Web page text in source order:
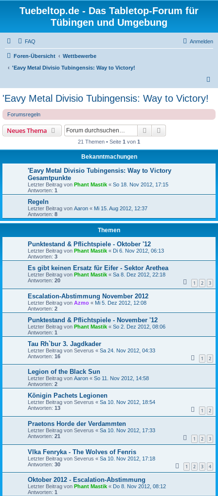
Tuebeltop.de - Das Tabletop-Forum für
Tübingen und Umgebung
FAQ Anmelden
Foren-Übersicht
Wettbewerbe
'Eavy Metal Divisio Tubingensis: Way to Victory!
'Eavy Metal Divisio Tubingensis: Way to Victory!
Forumsregeln
Neues Thema Suche
21 Themen • Seite 1 von 1
Bekanntmachungen
'Eavy Metal Divisio Tubingensis: Way to Victory
Gesamtpunkte
Letzter Beitrag von Phant Mastik « So 18. Nov 2012, 17:15
Antworten: 1
Regeln
Letzter Beitrag von Aaron « Mi 15. Aug 2012, 12:37
Antworten: 8
Themen
Punktestand & Pflichtspiele - Oktober '12
Letzter Beitrag von Phant Mastik « Di 6. Nov 2012, 06:13
Antworten: 3
Es gibt keinen Ersatz für Eifer - Sektor Arethea
Letzter Beitrag von Phant Mastik « Sa 8. Dez 2012, 22:18
Antworten: 20 1 2 3
Escalation-Abstimmung November 2012
Letzter Beitrag von Azmo « Mi 5. Dez 2012, 12:08
Antworten: 2
Punktestand & Pflichtspiele - November '12
Letzter Beitrag von Phant Mastik « So 2. Dez 2012, 08:06
Antworten: 1
Tau Rh`bur 3. Jagdkader
Letzter Beitrag von Severus « Sa 24. Nov 2012, 04:33
Antworten: 16 1 2
Legion of the Black Sun
Letzter Beitrag von Aaron « So 11. Nov 2012, 14:58
Antworten: 2
Königin Pachets Legionen
Letzter Beitrag von Severus « Sa 10. Nov 2012, 18:54
Antworten: 13 1 2
Praetons Horde der Verdammten
Letzter Beitrag von Severus « Sa 10. Nov 2012, 17:33
Antworten: 21 1 2 3
Vlka Fenryka - The Wolves of Fenris
Letzter Beitrag von Severus « Sa 10. Nov 2012, 17:18
Antworten: 30 1 2 3 4
Oktober 2012 - Escalation-Abstimmung
Letzter Beitrag von Phant Mastik « Do 8. Nov 2012, 08:12
Antworten: 1